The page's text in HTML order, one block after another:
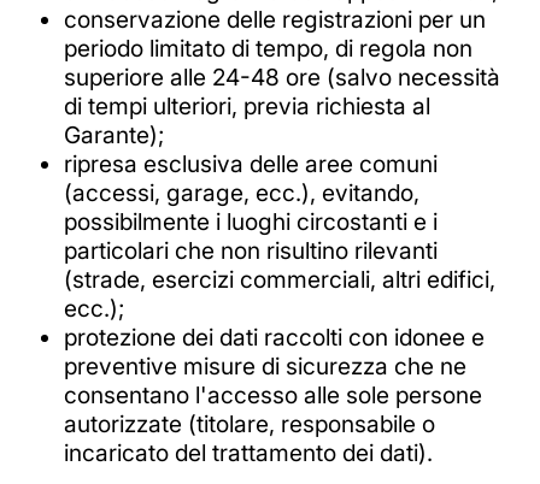
conservazione delle registrazioni per un
periodo limitato di tempo, di regola non
superiore alle 24-48 ore (salvo necessità
di tempi ulteriori, previa richiesta al
Garante);
ripresa esclusiva delle aree comuni
(accessi, garage, ecc.), evitando,
possibilmente i luoghi circostanti e i
particolari che non risultino rilevanti
(strade, esercizi commerciali, altri edifici,
ecc.);
protezione dei dati raccolti con idonee e
preventive misure di sicurezza che ne
consentano l'accesso alle sole persone
autorizzate (titolare, responsabile o
incaricato del trattamento dei dati).